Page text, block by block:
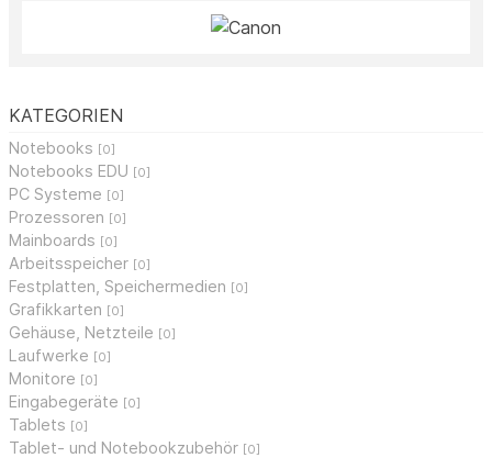
KATEGORIEN
Notebooks [0]
Notebooks EDU [0]
PC Systeme [0]
Prozessoren [0]
Mainboards [0]
Arbeitsspeicher [0]
Festplatten, Speichermedien [0]
Grafikkarten [0]
Gehäuse, Netzteile [0]
Laufwerke [0]
Monitore [0]
Eingabegeräte [0]
Tablets [0]
Tablet- und Notebookzubehör [0]